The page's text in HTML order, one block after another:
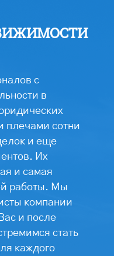
с
в
плечами сотни
и еще
Их
и самая
работы. Мы
компании
и после
стать
каждого